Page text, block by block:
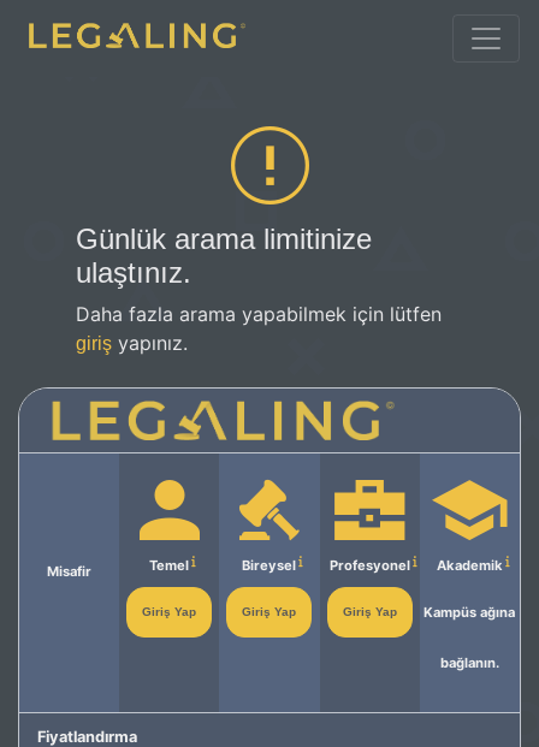
Günlük arama limitinize
ulaştınız.
Daha fazla arama yapabilmek için lütfen
giriş yapınız.
Misafir Temel
Giriş Yap
Bireysel
Giriş Yap
Profesyonel
Giriş Yap
Akademik
Kampüs ağına
bağlanın.
Fiyatlandırma